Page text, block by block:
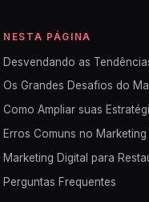
NESTA PÁGINA
Desvendando as
Os Grandes Desafios do
Como Ampliar suas
Erros Comuns no
Marketing Digital para
Perguntas Frequentes